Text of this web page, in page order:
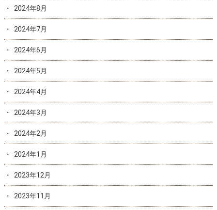
2024年8月
2024年7月
2024年6月
2024年5月
2024年4月
2024年3月
2024年2月
2024年1月
2023年12月
2023年11月